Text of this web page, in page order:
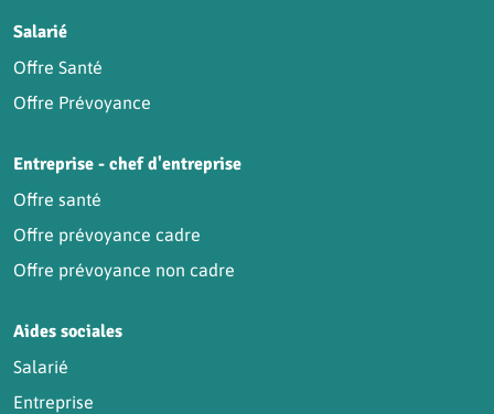
Salarié
Offre Santé
Offre Prévoyance
Entreprise - chef d'entreprise
Offre santé
Offre prévoyance cadre
Offre prévoyance non cadre
Aides sociales
Salarié
Entreprise